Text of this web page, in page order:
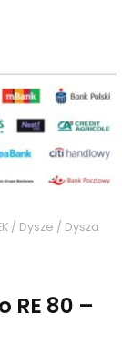
/ Dysze / Dysza
RE 80 –